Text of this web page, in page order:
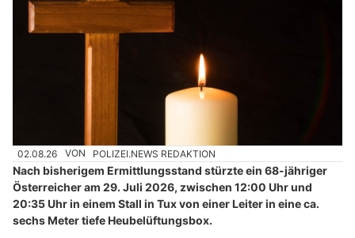
02.08.26 VON POLIZEI.NEWS REDAKTION
Nach bisherigem Ermittlungsstand stürzte ein 68-jähriger
Österreicher am 29. Juli 2026, zwischen 12:00 Uhr und
20:35 Uhr in einem Stall in Tux von einer Leiter in eine ca.
sechs Meter tiefe Heubelüftungsbox.